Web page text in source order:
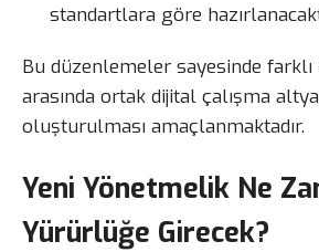
standartlara göre
Bu düzenlemeler sayesinde
arasında ortak dijital çalışma
oluşturulması amaçlanmaktadır.
Yeni Yönetmelik Ne
Yürürlüğe Girecek?